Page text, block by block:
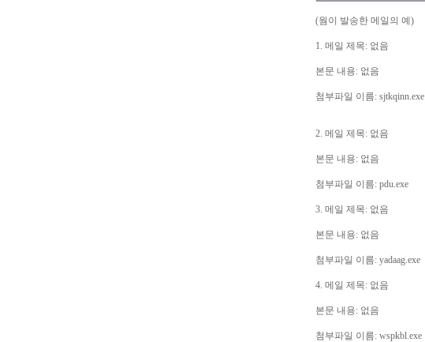
(웜이 발송한 메일의 예)
1. 메일 제목: 없음
본문 내용: 없음
첨부파일 이름: sjtkqinn.exe
2. 메일 제목: 없음
본문 내용: 없음
첨부파일 이름: pdu.exe
3. 메일 제목: 없음
본문 내용: 없음
첨부파일 이름: yadaag.exe
4. 메일 제목: 없음
본문 내용: 없음
첨부파일 이름: wspkbl.exe